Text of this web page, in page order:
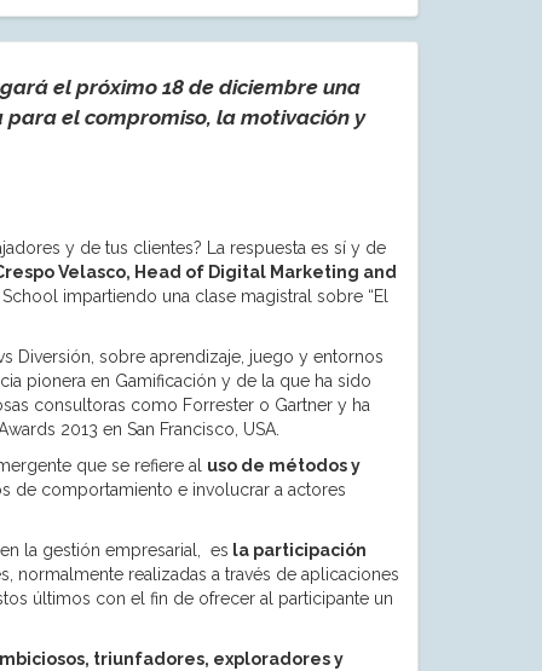
el próximo 18 de diciembre una
el compromiso, la motivación y
y de tus clientes? La respuesta es sí y de
Velasco, Head of Digital Marketing and
impartiendo una clase magistral sobre “El
Diversión, sobre aprendizaje, juego y entornos
pionera en Gamificación y de la que ha sido
consultoras como Forrester o Gartner y ha
2013 en San Francisco, USA.
que se refiere al uso de métodos y
de comportamiento e involucrar a actores
la gestión empresarial, es la participación
normalmente realizadas a través de aplicaciones
últimos con el fin de ofrecer al participante un
triunfadores, exploradores y